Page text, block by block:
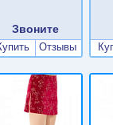
Звоните
Отзывы